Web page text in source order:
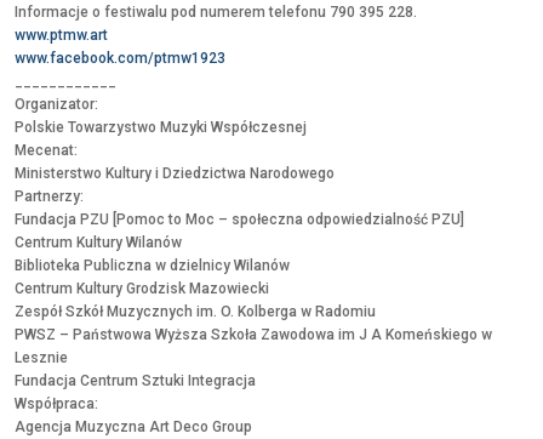
Informacje o festiwalu pod numerem telefonu 790 395 228.
www.ptmw.art
www.facebook.com/ptmw1923
Organizator:
Polskie Towarzystwo Muzyki Współczesnej
Mecenat:
Ministerstwo Kultury i Dziedzictwa Narodowego
Partnerzy:
Fundacja PZU [
Pomoc to Moc – społeczna odpowiedzialność PZU
Centrum Kultury Wilanów
Biblioteka Publiczna w dzielnicy Wilanów
Centrum Kultury Grodzisk Mazowiecki
Zespół Szkół Muzycznych im. O. Kolberga w Radomiu
PWSZ – Państwowa Wyższa Szkoła Zawodowa im J A Komeńskiego w
Lesznie
Fundacja Centrum Sztuki Integracja
Współpraca:
Agencja Muzyczna Art Deco Group